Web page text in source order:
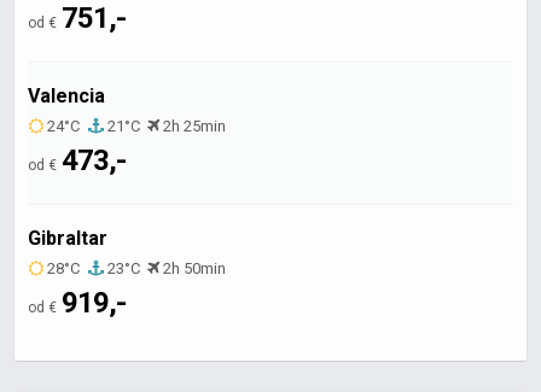
od € 751,-
Valencia
24°C 21°C 2h 25min
od € 473,-
Gibraltar
28°C 23°C 2h 50min
od € 919,-